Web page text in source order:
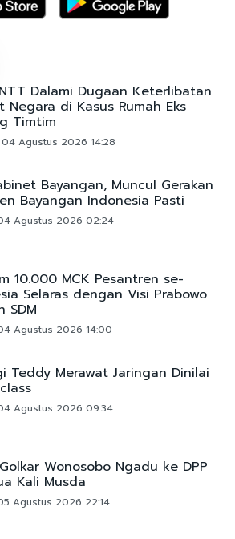
Dalami Dugaan Keterlibatan
Negara di Kasus Rumah Eks
Timtim
04 Agustus 2026 14:28
Bayangan, Muncul Gerakan
Bayangan Indonesia Pasti
Agustus 2026 02:24
10.000 MCK Pesantren se-
Selaras dengan Visi Prabowo
SDM
Agustus 2026 14:00
Teddy Merawat Jaringan Dinilai
Agustus 2026 09:34
Wonosobo Ngadu ke DPP
Kali Musda
Agustus 2026 22:14